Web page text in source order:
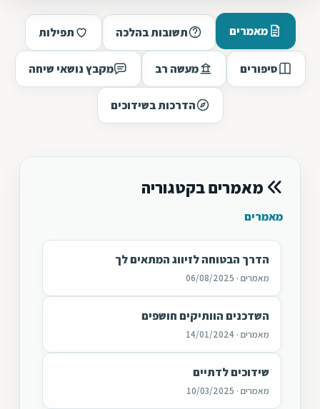
מאמרים תשובות בהלכה תפילות
סיפורים מעשה רב מקבץ נושאי שיחה
הדרכות בשידוכים
מאמרים בקטגוריה
מאמרים
הדרך הבטוחה לזיווג המתאים לך
מאמרים · 06/08/2025
השדכנים הוותיקים חושפים
מאמרים · 14/01/2024
שידוכים לדתיים
מאמרים · 10/03/2025